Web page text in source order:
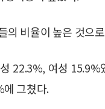
의 비율이 높은 것으
22.3%, 여성
에 그쳤다.